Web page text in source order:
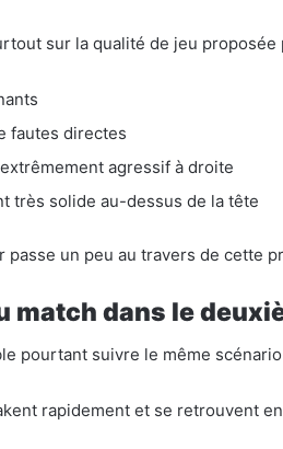
sur la qualité de jeu proposée
fautes directes
agressif à droite
très solide au-dessus de la tête
passe un peu au travers de cette
match dans le
pourtant suivre le même
rapidement et se retrouvent